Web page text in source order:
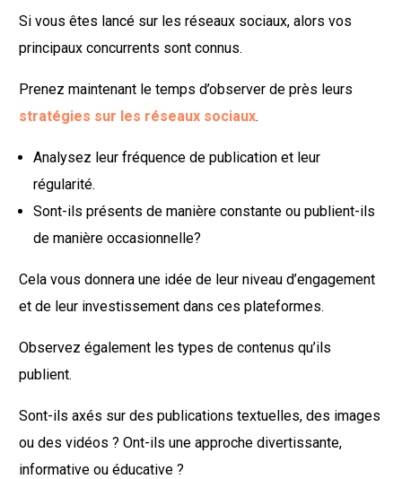
Si vous êtes lancé sur les réseaux sociaux, alors vos
principaux concurrents sont connus.
Prenez maintenant le temps d’observer de près leurs
stratégies sur les réseaux sociaux.
Analysez leur fréquence de publication et leur
régularité.
Sont-ils présents de manière constante ou publient-ils
de manière occasionnelle?
Cela vous donnera une idée de leur niveau d’engagement
et de leur investissement dans ces plateformes.
Observez également les types de contenus qu’ils
publient.
Sont-ils axés sur des publications textuelles, des images
ou des vidéos ? Ont-ils une approche divertissante,
informative ou éducative ?